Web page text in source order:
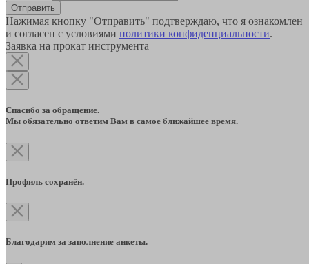
Отправить
Нажимая кнопку "Отправить" подтверждаю, что я ознакомлен
и согласен с условиями политики конфиденциальности.
Заявка на прокат инструмента
Спасибо за обращение.
Мы обязательно ответим Вам в самое ближайшее время.
Профиль сохранён.
Благодарим за заполнение анкеты.